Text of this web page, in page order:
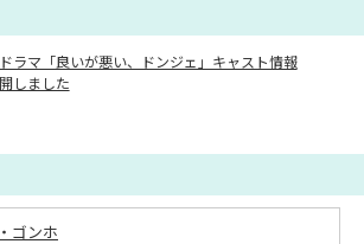
ラマ「良いが悪い、ドンジェ」キャスト情報
しました
ゴンホ